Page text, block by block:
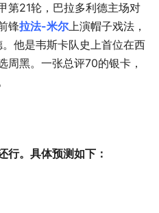
第21轮，巴拉多利德主场对
锋拉法-米尔上演帽子戏法，
他是韦斯卡队史上首位在西
周黑。一张总评70的银卡，
行。具体预测如下：